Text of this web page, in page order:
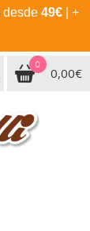
desde 49€| +
0
0,00€